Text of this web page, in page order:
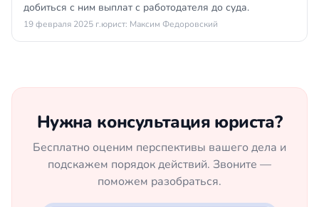
добиться с ним выплат с работодателя до суда.
19 февраля 2025 г.юрист: Максим Федоровский
Нужна консультация юриста?
Бесплатно оценим перспективы вашего дела и
подскажем порядок действий. Звоните —
поможем разобраться.